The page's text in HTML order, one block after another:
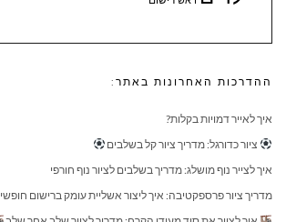
ההדרכות האחרונות באתר:
איך לאייר דמויות בקלות?
ציור כדורגל: מדריך ציור קל בשלבים
איך לצייר נוף מושלג: מדריך בשלבים לציור נוף חורפי
מדריך ציור פרספקטיבה: איך ליצור אשליית עומק ברישום חופשי